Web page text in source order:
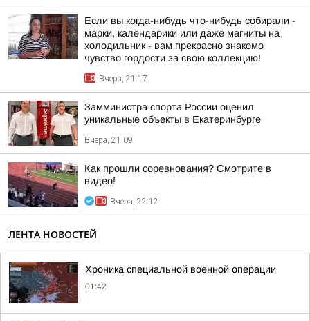
Если вы когда-нибудь что-нибудь собирали -
марки, календарики или даже магниты на
холодильник - вам прекрасно знакомо
чувство гордости за свою коллекцию!
Вчера, 21:17
Замминистра спорта России оценил
уникальные объекты в Екатеринбурге
Вчера, 21:09
Как прошли соревнования? Смотрите в
видео!
Вчера, 22:12
ЛЕНТА НОВОСТЕЙ
Хроника специальной военной операции
01:42